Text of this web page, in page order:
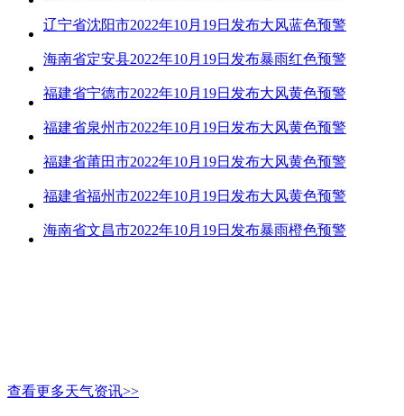
辽宁省沈阳市2022年10月19日发布大风蓝色预警
海南省定安县2022年10月19日发布暴雨红色预警
福建省宁德市2022年10月19日发布大风黄色预警
福建省泉州市2022年10月19日发布大风黄色预警
福建省莆田市2022年10月19日发布大风黄色预警
福建省福州市2022年10月19日发布大风黄色预警
海南省文昌市2022年10月19日发布暴雨橙色预警
查看更多天气资讯>>